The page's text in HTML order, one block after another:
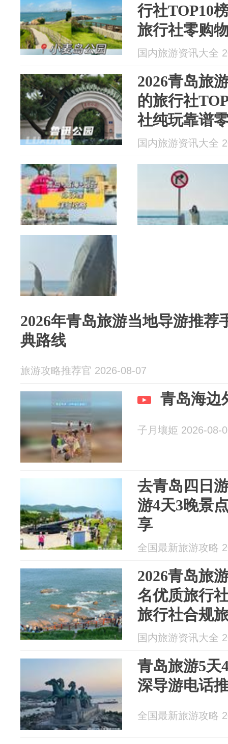
行社TOP10
旅行社零购
国内旅游资讯大全
2026青岛旅
的旅行社
社纯玩靠谱
国内旅游资讯大全
2026年青岛旅游当地导游推荐
典路线
旅游攻略推荐官 2026-08-07
青岛海边
子月壤姫 2026-08-
去青岛四日
游4天3晚景
享
全国最新旅游攻略
2026青岛旅
名优质旅行
旅行社合规
国内旅游资讯大全
青岛旅游5天
深导游电话
全国最新旅游攻略